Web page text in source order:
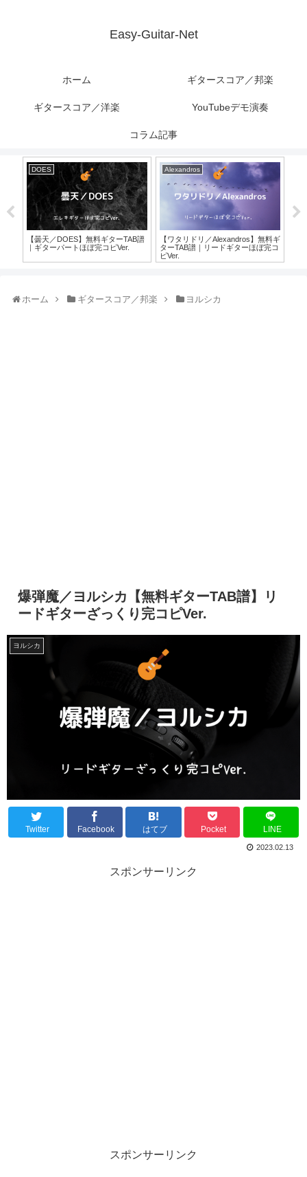
Easy-Guitar-Net
ホーム ギタースコア／邦楽
ギタースコア／洋楽 YouTubeデモ演奏
コラム記事
DOES
【曇天／DOES】無料ギターTAB譜
｜ギターパートほぼ完コピVer.
Alexandros
【ワタリドリ／Alexandros】無料ギ
ターTAB譜｜リードギターほぼ完コ
ピVer.
ホーム ギタースコア／邦楽 ヨルシカ
爆弾魔／ヨルシカ【無料ギターTAB譜】リ
ードギターざっくり完コピVer.
ヨルシカ
Twitter Facebook はてブ Pocket LINE
2023.02.13
スポンサーリンク
スポンサーリンク